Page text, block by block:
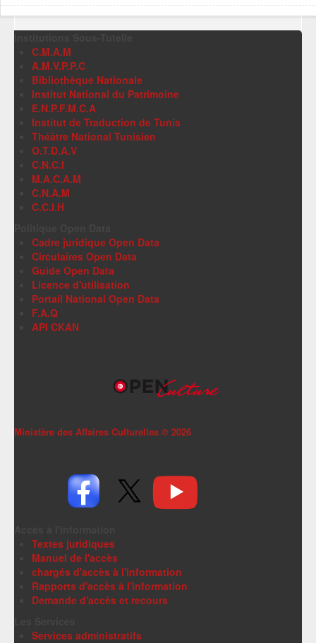
C.M.A.M
A.M.V.P.P.C
Bibliothèque Nationale
Institut National du Patrimoine
E.N.P.F.M.C.A
Institut de Traduction de Tunis
Théâtre National Tunisien
O.T.D.A.V
C.N.C.I
M.A.C.A.M
C.N.A.M
C.C.I.H
Cadre juridique Open Data
Circulaires Open Data
Guide Open Data
Licence d'utilisation
Portail National Open Data
F.A.Q
API CKAN
Ministère des Affaires Culturelles © 2026
Textes juridiques
Manuel de l'accès
chargés d'accès à l'information
Rapports d'accès à l'information
Demande d'accès et recours
Services administratifs